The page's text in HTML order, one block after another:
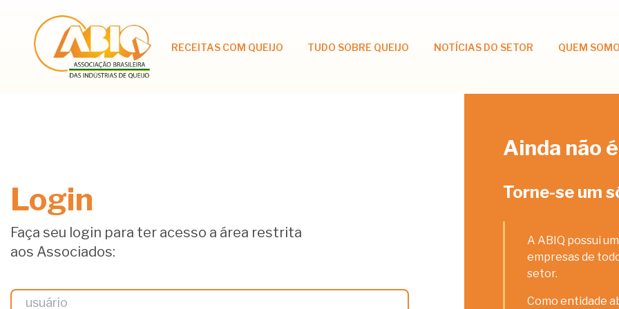
RECEITAS COM QUEIJO TUDO SOBRE QUEIJO NOTÍCIAS DO SETOR QUEM
Login
Faça seu login para ter acesso a área restrita
aos Associados:
Ainda não
Torne-se um
A ABIQ possui
empresas de
setor.
Como entidade